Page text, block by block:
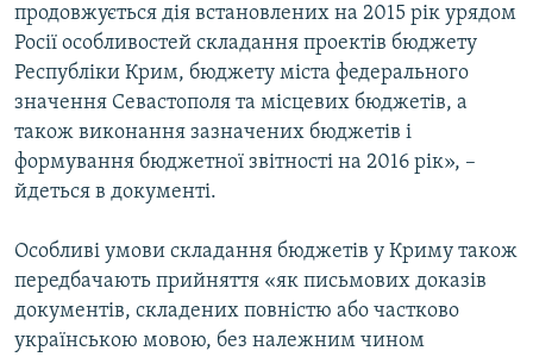
продовжується дія встановлених на 2015 рік урядом
Росії особливостей складання проектів бюджету
Республіки Крим, бюджету міста федерального
значення Севастополя та місцевих бюджетів, а
також виконання зазначених бюджетів і
формування бюджетної звітності на 2016 рік», –
йдеться в документі.
Особливі умови складання бюджетів у Криму також
передбачають прийняття «як письмових доказів
документів, складених повністю або частково
українською мовою, без належним чином